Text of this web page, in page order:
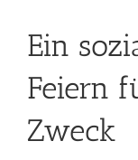
Ein
Feiern
Zweck